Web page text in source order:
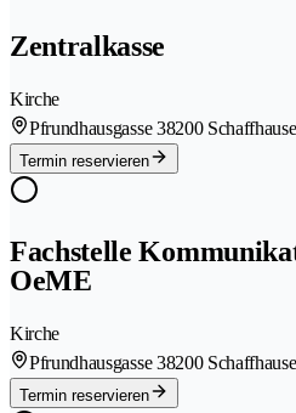
Zentralkasse
Kirche
Pfrundhausgasse 38200
Termin reservieren
Fachstelle
OeME
Kirche
Pfrundhausgasse 38200
Termin reservieren